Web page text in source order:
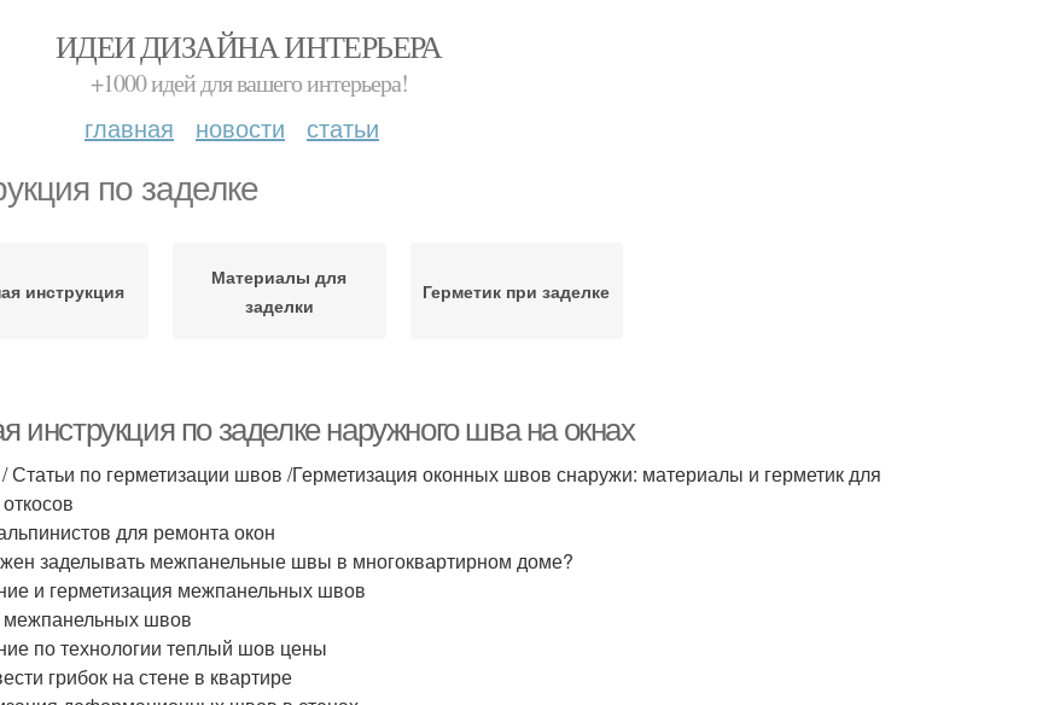
ИДЕИ ДИЗАЙНА ИНТЕРЬЕРА
+1000 идей для вашего интерьера!
главная новости статьи
по заделке
инструкция
Материалы для
заделки
Герметик при заделке
инструкция по заделке наружного шва на окнах
Статьи по герметизации швов /Герметизация оконных швов снаружи: материалы и герметик для
для ремонта окон
заделывать межпанельные швы в многоквартирном доме?
и герметизация межпанельных швов
межпанельных швов
по технологии теплый шов цены
грибок на стене в квартире